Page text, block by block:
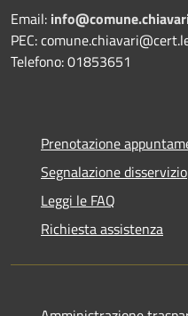
Email:
PEC:
Telefono: 01853651
Prenotazione
Segnalazione disservizio
Leggi le FAQ
Richiesta assistenza